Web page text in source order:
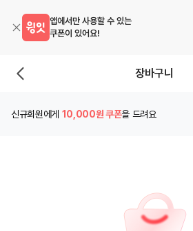
앱에서만 사용할 수 있는
쿠폰이 있어요!
장바구니
신규회원에게 10,000원 쿠폰을 드려요